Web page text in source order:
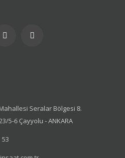
Seralar Bölgesi 8.
5-6 Çayyolu - ANKARA
53